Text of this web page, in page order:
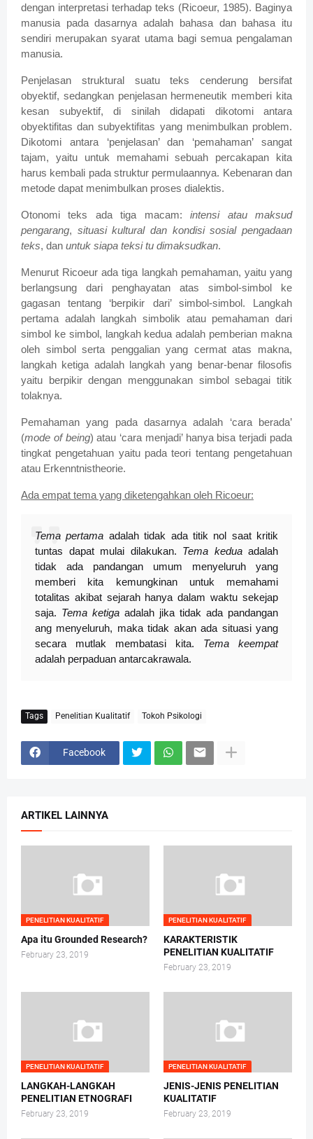
dengan interpretasi terhadap teks (Ricoeur, 1985). Baginya
manusia pada dasarnya adalah bahasa dan bahasa itu
sendiri merupakan syarat utama bagi semua pengalaman
manusia.
Penjelasan struktural suatu teks cenderung bersifat
obyektif, sedangkan penjelasan hermeneutik memberi kita
kesan subyektif, di sinilah didapati dikotomi antara
obyektifitas dan subyektifitas yang menimbulkan problem.
Dikotomi antara ‘penjelasan’ dan ‘pemahaman’ sangat
tajam, yaitu untuk memahami sebuah percakapan kita
harus kembali pada struktur permulaannya. Kebenaran dan
metode dapat menimbulkan proses dialektis.
Otonomi teks ada tiga macam:intensi atau maksud
pengarang, situasi kultural dan kondisi sosial pengadaan
teks, dan untuk siapa teksi tu dimaksudkan.
Menurut Ricoeur ada tiga langkah pemahaman, yaitu yang
berlangsung dari penghayatan atas simbol-simbol ke
gagasan tentang ‘berpikir dari’ simbol-simbol. Langkah
pertama adalah langkah simbolik atau pemahaman dari
simbol ke simbol, langkah kedua adalah pemberian makna
oleh simbol serta penggalian yang cermat atas makna,
langkah ketiga adalah langkah yang benar-benar filosofis
yaitu berpikir dengan menggunakan simbol sebagai titik
tolaknya.
Pemahaman yang pada dasarnya adalah ‘cara berada’
(mode of being) atau ‘cara menjadi’ hanya bisa terjadi pada
tingkat pengetahuan yaitu pada teori tentang pengetahuan
atau Erkenntnistheorie.
Ada empat tema yang diketengahkan oleh Ricoeur:
Tema pertama adalah tidak ada titik nol saat kritik
tuntas dapat mulai dilakukan. Tema keduaadalah
tidak ada pandangan umum menyeluruh yang
memberi kita kemungkinan untuk memahami
totalitas akibat sejarah hanya dalam waktu sekejap
saja. Tema ketiga adalah jika tidak ada pandangan
ang menyeluruh, maka tidak akan ada situasi yang
secara mutlak membatasi kita. Tema keempat
adalah perpaduan antarcakrawala.
Tags Penelitian Kualitatif Tokoh Psikologi
Facebook
ARTIKEL LAINNYA
PENELITIAN KUALITATIF
Apa itu Grounded Research?
February 23, 2019
PENELITIAN KUALITATIF
KARAKTERISTIK
PENELITIAN KUALITATIF
February 23, 2019
PENELITIAN KUALITATIF
LANGKAH-LANGKAH
PENELITIAN ETNOGRAFI
February 23, 2019
PENELITIAN KUALITATIF
JENIS-JENIS PENELITIAN
KUALITATIF
February 23, 2019